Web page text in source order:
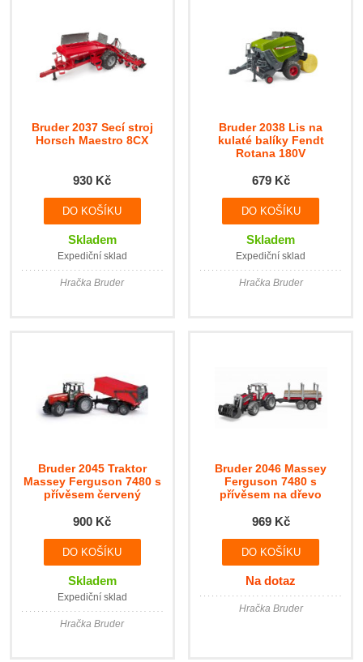
Bruder 2037 Secí stroj
Horsch Maestro 8CX
930 Kč
Skladem
Expediční sklad
Hračka Bruder
Bruder 2038 Lis na
kulaté balíky Fendt
Rotana 180V
679 Kč
Skladem
Expediční sklad
Hračka Bruder
Bruder 2045 Traktor
Massey Ferguson 7480 s
přívěsem červený
900 Kč
Skladem
Expediční sklad
Hračka Bruder
Bruder 2046 Massey
Ferguson 7480 s
přívěsem na dřevo
969 Kč
Na dotaz
Hračka Bruder